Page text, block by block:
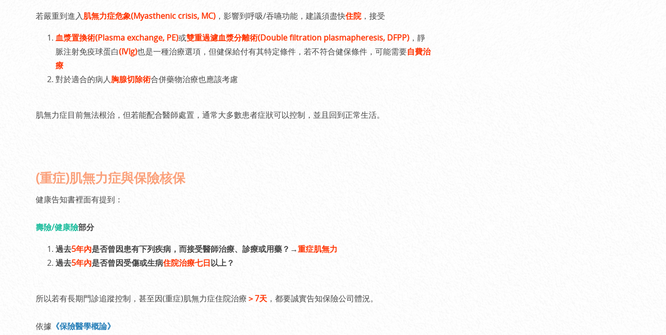
若嚴重到進入肌無力症危象(Myasthenic crisis, MC) ，影響到呼吸/吞嚥功能，建議須盡快住院，接受
血漿置換術(Plasma exchange, PE)或雙重過濾血漿分離術(Double filtration plasmapheresis, DFPP) ，靜
脈注射免疫球蛋白(IVIg)也是一種治療選項，但健保給付有其特定條件，若不符合健保條件，可能需要自費治
療
對於適合的病人胸腺切除術合併藥物治療也應該考慮
肌無力症目前無法根治，但若能配合醫師處置，通常大多數患者症狀可以控制，並且回到正常生活。
(重症)肌無力症與保險核保
健康告知書裡面有提到：
壽險/健康險部分
過去5年內是否曾因患有下列疾病，而接受醫師治療、診療或用藥？→重症肌無力
過去5年內是否曾因受傷或生病住院治療七日以上？
所以若有長期門診追蹤控制，甚至因(重症)肌無力症住院治療 ＞7天 ，都要誠實告知保險公司體況。
依據 《保險醫學概論》